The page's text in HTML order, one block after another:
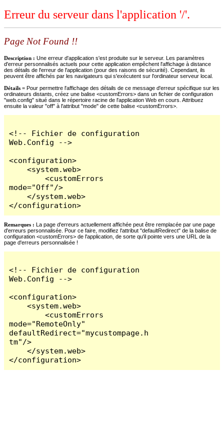
Erreur du serveur dans l'application '/'.
Page Not Found !!
Description : Une erreur d'application s'est produite sur le serveur. Les paramètres
d'erreur personnalisés actuels pour cette application empêchent l'affichage à distance
des détails de l'erreur de l'application (pour des raisons de sécurité). Cependant, ils
peuvent être affichés par les navigateurs qui s'exécutent sur l'ordinateur serveur local.
Détails = Pour permettre l'affichage des détails de ce message d'erreur spécifique sur les
ordinateurs distants, créez une balise <customErrors> dans un fichier de configuration
"web.config" situé dans le répertoire racine de l'application Web en cours. Attribuez
ensuite la valeur "off" à l'attribut "mode" de cette balise <customErrors>.
<!-- Fichier de configuration
Web.Config -->
<configuration>
    <system.web>
        <customErrors
mode="Off"/>
    </system.web>
</configuration>
Remarques : La page d'erreurs actuellement affichée peut être remplacée par une page
d'erreurs personnalisée. Pour ce faire, modifiez l'attribut "defaultRedirect" de la balise de
configuration <customErrors> de l'application, de sorte qu'il pointe vers une URL de la
page d'erreurs personnalisée !
<!-- Fichier de configuration
Web.Config -->
<configuration>
    <system.web>
        <customErrors
mode="RemoteOnly"
defaultRedirect="mycustompage.h
tm"/>
    </system.web>
</configuration>